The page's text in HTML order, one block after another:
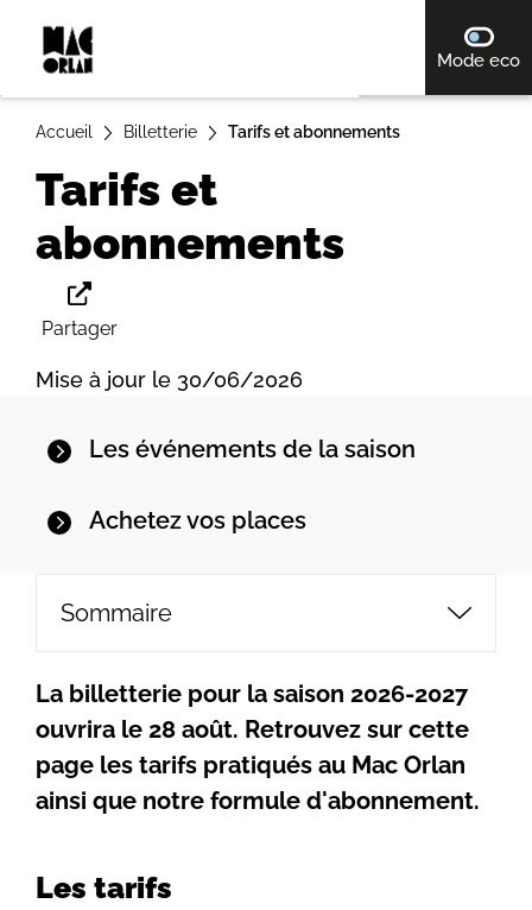
e
r
u
o
n
Mode eco
Accueil Billetterie Tarifs et abonnements
Tarifs et
abonnements
Partager
Mise à jour le 30/06/2026
Les événements de la saison
Achetez vos places
Sommaire
La billetterie pour la saison 2026-2027
ouvrira le 28 août. Retrouvez sur cette
page les tarifs pratiqués au Mac Orlan
ainsi que notre formule d'abonnement.
Les tarifs